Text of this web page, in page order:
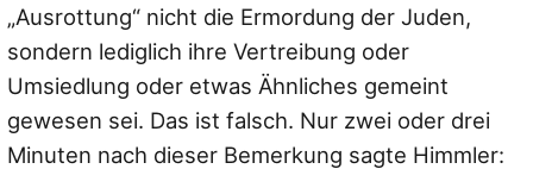
„Ausrottung“ nicht die Ermordung der Juden,
sondern lediglich ihre Vertreibung oder
Umsiedlung oder etwas Ähnliches gemeint
gewesen sei. Das ist falsch. Nur zwei oder drei
Minuten nach dieser Bemerkung sagte Himmler: